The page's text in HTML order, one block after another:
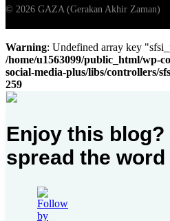
Warning: Undefined array key
/home/u1563099/public_html/wp-
social-media-plus/libs/controllers/
259
Enjoy this blog?
spread the word